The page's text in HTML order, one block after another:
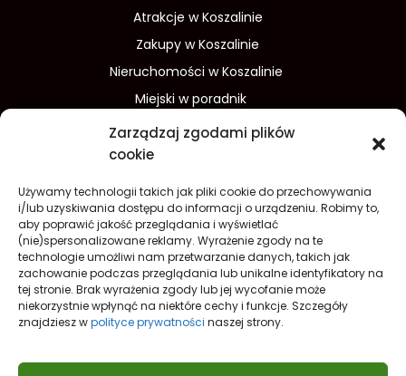
Zarządzaj zgodami plików
cookie
Używamy technologii takich jak pliki cookie do przechowywania
i/lub uzyskiwania dostępu do informacji o urządzeniu. Robimy to,
aby poprawić jakość przeglądania i wyświetlać
(nie)spersonalizowane reklamy. Wyrażenie zgody na te
technologie umożliwi nam przetwarzanie danych, takich jak
zachowanie podczas przeglądania lub unikalne identyfikatory na
tej stronie. Brak wyrażenia zgody lub jej wycofanie może
niekorzystnie wpłynąć na niektóre cechy i funkcje. Szczegóły
znajdziesz wpolityce prywatności naszej strony.
Atrakcje w Koszalinie
Zakupy w Koszalinie
Nieruchomości w Koszalinie
Miejski w poradnik
Wydarzenia w Koszalinie
Sport w Koszalinie
Finanse i inwestycje
Dom i ogród
Turystyka
Lifestyle
O nas
Redakcja
Reklama
Kontakt
Prywatność
Polityka prywatności Cookies (EU)